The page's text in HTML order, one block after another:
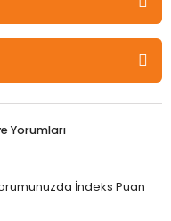
10. Baskı Yargı
Yorumları
İndeks Puan